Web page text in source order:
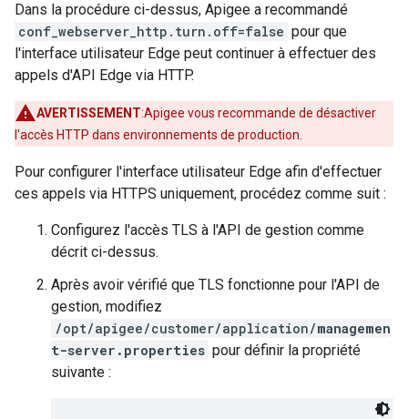
Dans la procédure ci-dessus, Apigee a recommandé
conf_webserver_http.turn.off=false pour que
l'interface utilisateur Edge peut continuer à effectuer des
appels d'API Edge via HTTP.
AVERTISSEMENT:Apigee vous recommande de désactiver
l'accès HTTP dans environnements de production.
Pour configurer l'interface utilisateur Edge afin d'effectuer
ces appels via HTTPS uniquement, procédez comme suit :
Configurez l'accès TLS à l'API de gestion comme
décrit ci-dessus.
Après avoir vérifié que TLS fonctionne pour l'API de
gestion, modifiez
/opt/apigee/customer/application/managemen
t-server.properties pour définir la propriété
suivante :